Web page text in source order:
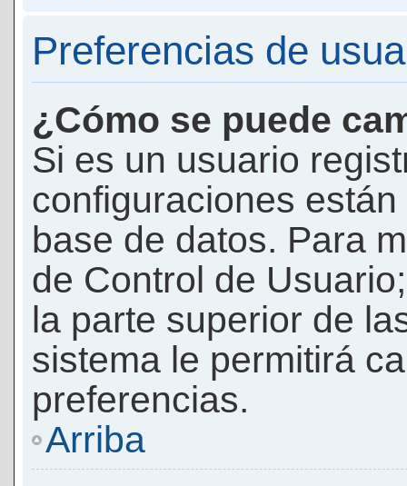
Preferencias de
¿Cómo se puede
Si es un usuario
configuraciones
base de datos. Para
de Control de
la parte superior de
sistema le permitirá
preferencias.
Arriba